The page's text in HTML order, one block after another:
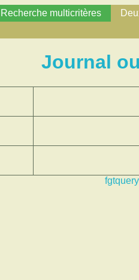
Recherche multicritères
Journal